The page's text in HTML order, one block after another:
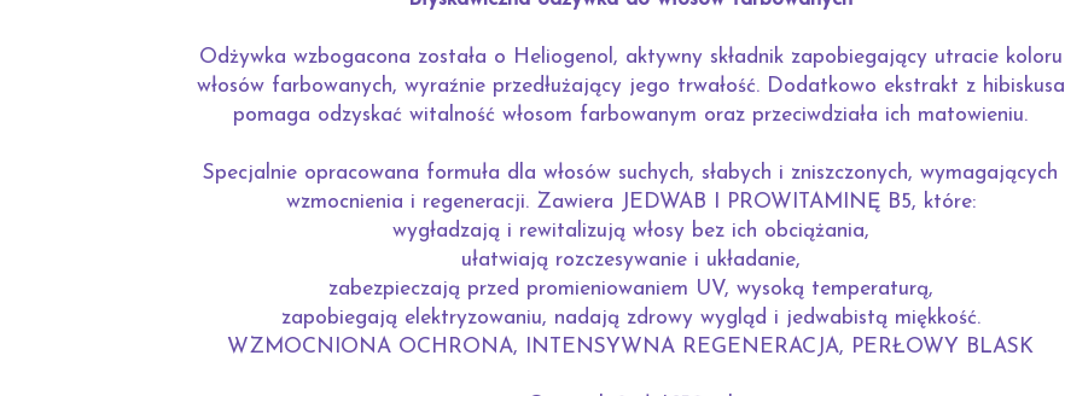
Odżywka wzbogacona została o Heliogenol, aktywny składnik zapobiegający utracie koloru
włosów farbowanych, wyraźnie przedłużający jego trwałość. Dodatkowo ekstrakt z hibiskusa
pomaga odzyskać witalność włosom farbowanym oraz przeciwdziała ich matowieniu.
Specjalnie opracowana formuła dla włosów suchych, słabych i zniszczonych, wymagających
wzmocnienia i regeneracji. Zawiera JEDWAB I PROWITAMINĘ B5, które:
wygładzają i rewitalizują włosy bez ich obciążania,
ułatwiają rozczesywanie i układanie,
zabezpieczają przed promieniowaniem UV, wysoką temperaturą,
zapobiegają elektryzowaniu, nadają zdrowy wygląd i jedwabistą miękkość.
WZMOCNIONA OCHRONA, INTENSYWNA REGENERACJA, PERŁOWY BLASK